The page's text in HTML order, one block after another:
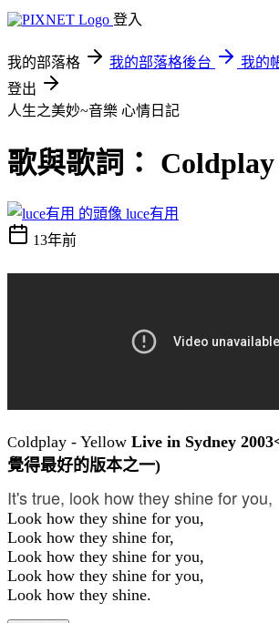
登入
我的部落格 我的部落格後台
我的
登出
人生之美妙~音樂 心情日記
歌與歌詞： Coldplay
luce有用
13年前
Coldplay - Yellow Live in Sydney
覺得最好的版本之一)
It's true, look how they shine for you,
Look how they shine for you,
Look how they shine for,
Look how they shine for you,
Look how they shine for you,
Look how they shine.